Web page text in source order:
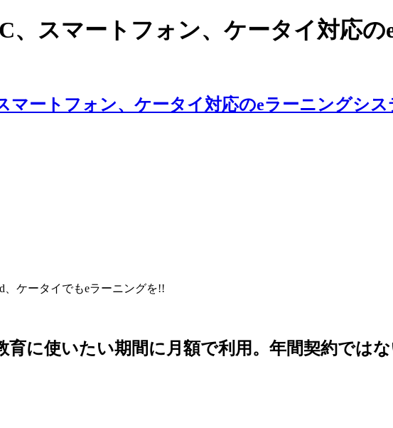
、スマートフォン、ケータイ対応
、ケータイでもeラーニングを!!
に使いたい期間に月額で利用。年間契約では